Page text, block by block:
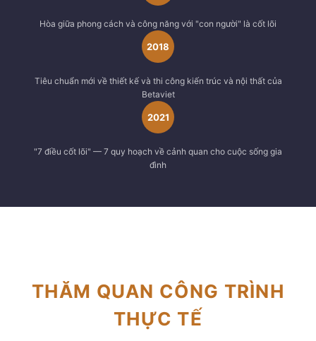
Hòa giữa phong cách và công năng với "con người" là cốt lõi
2018
Tiêu chuẩn mới về thiết kế và thi công kiến trúc và nội thất của
Betaviet
2021
"7 điều cốt lõi" — 7 quy hoạch về cảnh quan cho cuộc sống gia
đình
THĂM QUAN CÔNG TRÌNH
THỰC TẾ